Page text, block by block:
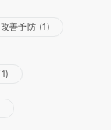
善予防 (1)